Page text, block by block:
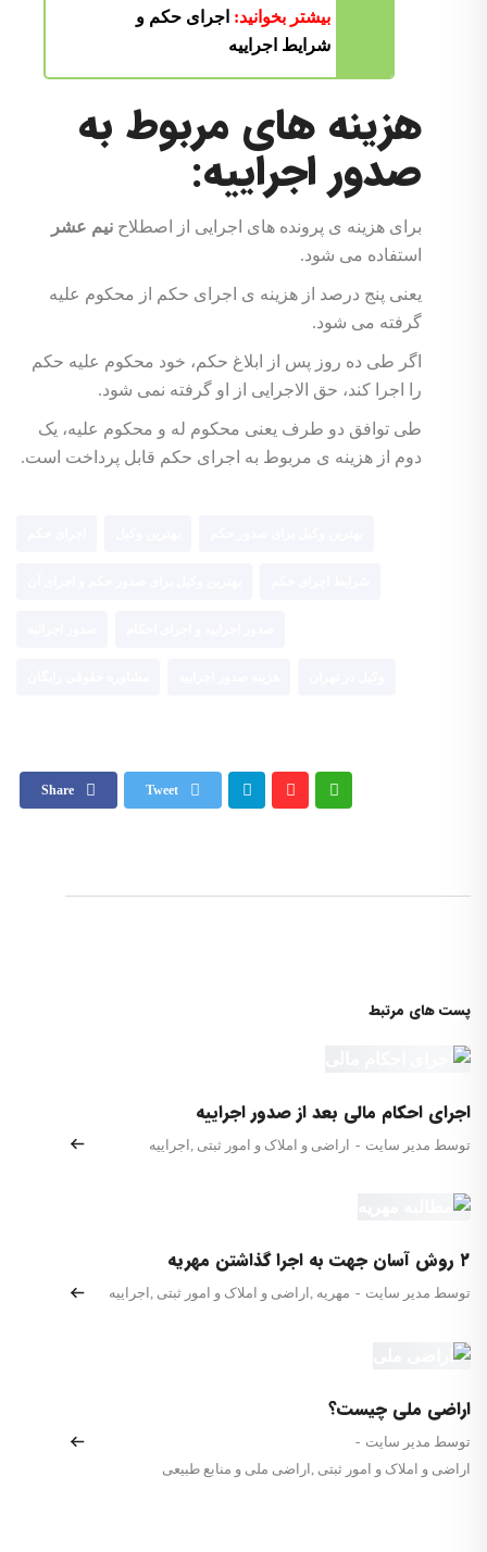
بیشتر بخوانید: اجرای حکم و
شرایط اجراییه
هزینه های مربوط به
صدور اجراییه:
برای هزینه ی پرونده های اجرایی از اصطلاح نیم عشر
استفاده می شود.
یعنی پنج درصد از هزینه ی اجرای حکم از محکوم علیه
گرفته می شود.
اگر طی ده روز پس از ابلاغ حکم، خود محکوم علیه حکم
را اجرا کند، حق الاجرایی از او گرفته نمی شود.
طی توافق دو طرف یعنی محکوم له و محکوم علیه، یک
دوم از هزینه ی مربوط به اجرای حکم قابل پرداخت است.
Share Tweet
پست های مرتبط
اجرای احکام مالی بعد از صدور اجراییه
توسط مدیر سایت - اجراییه اراضی و املاک و امور ثبتی
۲ روش آسان جهت به اجرا گذاشتن مهریه
توسط مدیر سایت - اجراییه , اراضی و املاک و امور ثبتی , مهریه
اراضی ملی چیست؟
توسط مدیر سایت -
اراضی ملی و منابع طبیعی , اراضی و املاک و امور ثبتی